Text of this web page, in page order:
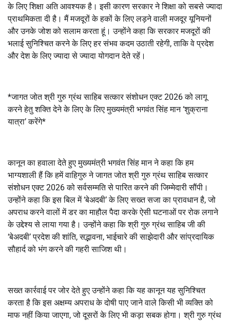
के लिए शिक्षा अति आवश्यक है। इसी कारण सरकार ने शिक्षा को सबसे ज्यादा
प्राथमिकता दी है। मैं मजदूरों के हकों के लिए लड़ने वाली मजदूर यूनियनों
और उनके जोश को सलाम करता हूं। उन्होंने कहा कि सरकार मजदूरों की
भलाई सुनिश्चित करने के लिए हर संभव कदम उठाती रहेगी, ताकि वे प्रदेश
और देश के लिए ज्यादा से ज्यादा योगदान देते रहें।
*जागत जोत श्री गुरु ग्रंथ साहिब सत्कार संशोधन एक्ट 2026 को लागू
करने हेतु शक्ति देने के लिए के लिए मुख्यमंत्री भगवंत सिंह मान ‘शुक्राना
यात्रा’ करेंगे*
कानून का हवाला देते हुए मुख्यमंत्री भगवंत सिंह मान ने कहा कि हम
भाग्यशाली हैं कि हमें वाहिगुरु ने जागत जोत श्री गुरु ग्रंथ साहिब सत्कार
संशोधन एक्ट 2026 को सर्वसम्मति से पारित करने की जिम्मेदारी सौंपी।
उन्होंने कहा कि इस बिल में ‘बेअदबी’ के लिए सख्त सजा का प्रावधान है, जो
अपराध करने वालों में डर का माहौल पैदा करके ऐसी घटनाओं पर रोक लगाने
के उद्देश्य से लाया गया है। उन्होंने कहा कि श्री गुरु ग्रंथ साहिब जी की
‘बेअदबी’ प्रदेश की शांति, सद्भावना, भाईचारे की साझेदारी और सांप्रदायिक
सौहार्द को भंग करने की गहरी साजिश थी।
सख्त कार्रवाई पर जोर देते हुए उन्होंने कहा कि यह कानून यह सुनिश्चित
करता है कि इस अक्षम्य अपराध के दोषी पाए जाने वाले किसी भी व्यक्ति को
माफ नहीं किया जाएगा, जो दूसरों के लिए भी कड़ा सबक होगा। श्री गुरु ग्रंथ